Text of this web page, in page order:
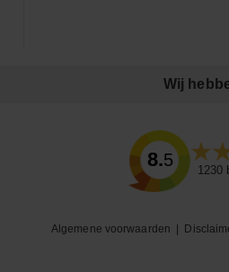
Wij
8.5
1230
Algemene voorwaarden